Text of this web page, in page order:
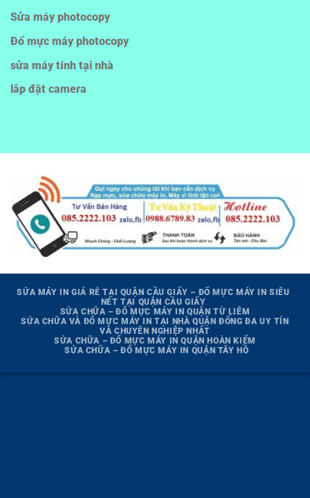
Sửa máy photocopy
Đổ mực máy photocopy
sửa máy tính tại nhà
lắp đặt camera
SỬA MÁY IN GIÁ RẺ TẠI QUẬN CẦU GIẤY – ĐỔ MỰC MÁY IN SIÊU
NÉT TẠI QUẬN CẦU GIẤY
SỬA CHỮA – ĐỔ MỰC MÁY IN QUẬN TỪ LIÊM
SỬA CHỮA VÀ ĐỔ MỰC MÁY IN TẠI NHÀ QUẬN ĐỐNG ĐA UY TÍN
VÀ CHUYÊN NGHIỆP NHẤT
SỬA CHỮA – ĐỔ MỰC MÁY IN QUẬN HOÀN KIẾM
SỬA CHỮA – ĐỔ MỰC MÁY IN QUẬN TÂY HỒ